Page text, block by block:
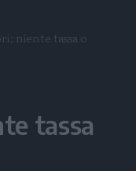
niente tassa o
tassa